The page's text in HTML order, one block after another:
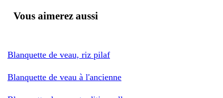
Vous aimerez aussi
Blanquette de veau, riz pilaf
Blanquette de veau à l'ancienne